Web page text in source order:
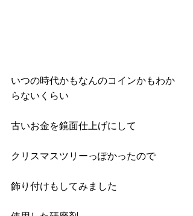
いつの時代かもなんのコインかもわか
らないくらい
古いお金を鏡面仕上げにして
クリスマスツリーっぽかったので
飾り付けもしてみました